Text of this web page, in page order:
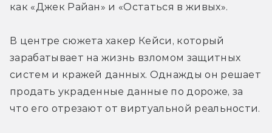
как «Джек Райан» и «Остаться в живых».
В центре сюжета хакер Кейси, который
зарабатывает на жизнь взломом защитных
систем и кражей данных. Однажды он решает
продать украденные данные по дороже, за
что его отрезают от виртуальной реальности.